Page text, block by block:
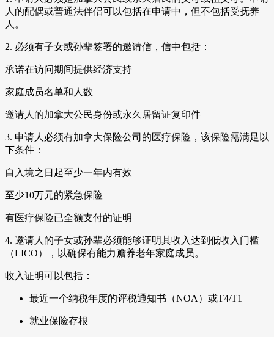
人的配偶或普通法伴侣可以包括在申请中，但不包括受抚养
人。
2. 必须有子女或孙辈签署的邀请信，信中包括：
承诺在访问期间提供经济支持
家庭成员名单和人数
邀请人的加拿大公民身份或永久居留证复印件
3. 申请人必须有加拿大保险公司的医疗保险，该保险需满足以
下条件：
自入境之日起至少一年内有效
至少10万元的紧急保险
有医疗保险已全额支付的证明
4. 邀请人的子女或孙辈必须能够证明其收入达到低收入门槛
（LICO），以确保有能力赡养老年家庭成员。
收入证明可以包括：
最近一个纳税年度的评税通知书（NOA）或T4/T1
就业保险存根